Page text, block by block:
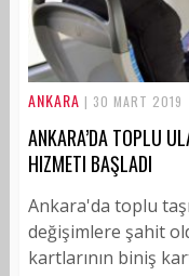
ANKARA | 30 MART 2019
ANKARA’DA TOPLU
HIZMETI BAŞLADI
Ankara'da toplu
değişimlere şahit
kartlarının biniş